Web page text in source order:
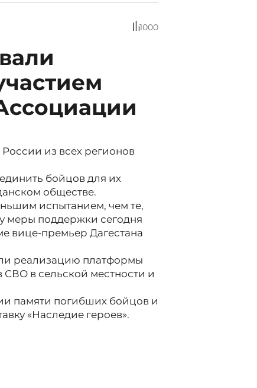
1000
из всех регионов
бойцов для их
обществе.
испытанием, чем те,
меры поддержки сегодня
вице-премьер Дагестана
реализацию платформы
СВО в сельской местности и
памяти погибших бойцов и
«Наследие героев».